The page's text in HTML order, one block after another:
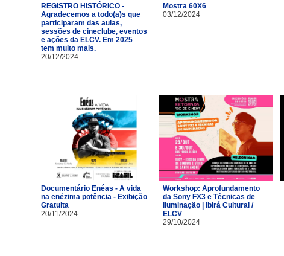
REGISTRO HISTÓRICO -
Agradecemos a todo(a)s que
participaram das aulas,
sessões de cineclube, eventos
e ações da ELCV. Em 2025
tem muito mais.
20/12/2024
Mostra 60X6
03/12/2024
Documentário Enéas - A vida
na enézima potência - Exibição
Gratuita
20/11/2024
Workshop: Aprofundamento
da Sony FX3 e Técnicas de
Iluminação | Ibirá Cultural /
ELCV
29/10/2024